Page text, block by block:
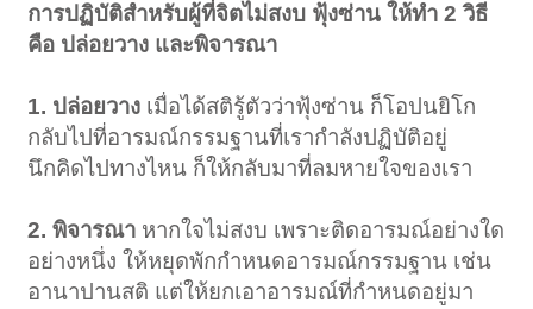
การปฏิบัติสำหรับผู้ที่จิตไม่สงบ ฟุ้งซ่าน ให้ทำ 2 วิธี
คือ ปล่อยวาง และพิจารณา
1. ปล่อยวาง เมื่อได้สติรู้ตัวว่าฟุ้งซ่าน ก็โอปนยิโก
กลับไปที่อารมณ์กรรมฐานที่เรากำลังปฏิบัติอยู่
นึกคิดไปทางไหน ก็ให้กลับมาที่ลมหายใจของเรา
2. พิจารณา หากใจไม่สงบ เพราะติดอารมณ์อย่างใด
อย่างหนึ่ง ให้หยุดพักกำหนดอารมณ์กรรมฐาน เช่น
อานาปานสติ แต่ให้ยกเอาอารมณ์ที่กำหนดอยู่มา